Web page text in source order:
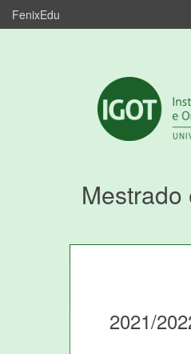
FenixEdu
2021/